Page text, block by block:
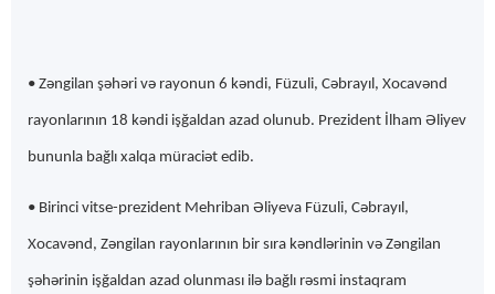
• Zəngilan şəhəri və rayonun 6 kəndi, Füzuli, Cəbrayıl, Xocavənd
rayonlarının 18 kəndi işğaldan azad olunub. Prezident İlham Əliyev
bununla bağlı xalqa müraciət edib.
• Birinci vitse-prezident Mehriban Əliyeva Füzuli, Cəbrayıl,
Xocavənd, Zəngilan rayonlarının bir sıra kəndlərinin və Zəngilan
şəhərinin işğaldan azad olunması ilə bağlı rəsmi instaqram